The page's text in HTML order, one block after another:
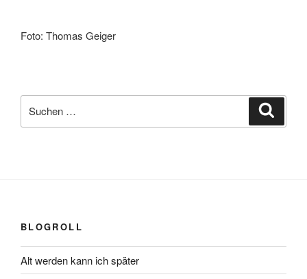
Foto: Thomas Geiger
nach:
BLOGROLL
Alt werden kann ich später